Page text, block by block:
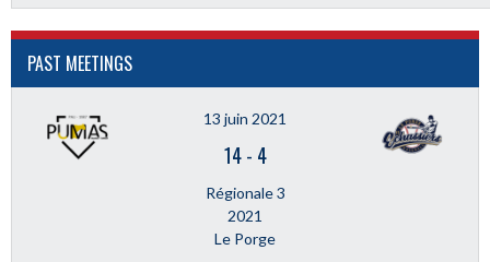
PAST MEETINGS
13 juin 2021
14- 4
Régionale 3
2021
Le Porge